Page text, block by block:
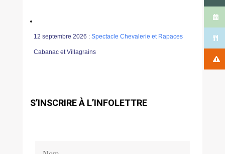
12 septembre 2026 : Spectacle Chevalerie et Rapaces
Cabanac et Villagrains
S’INSCRIRE À L’INFOLETTRE